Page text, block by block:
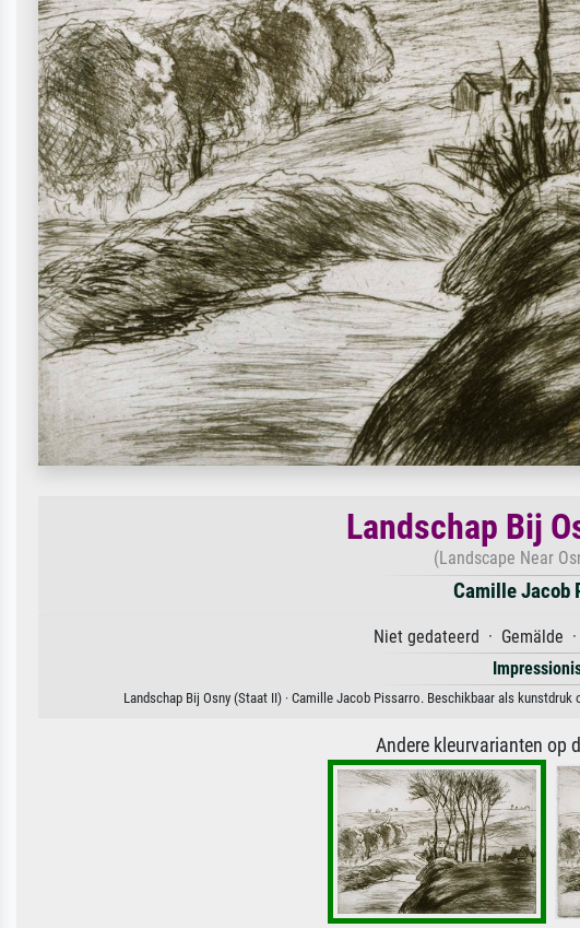
Landschap Bij
(Landscape Near
Camille Jacob
Niet gedateerd · Gemälde
Landschap Bij Osny (Staat II) · Camille Jacob Pissarro. Beschikbaar als
Andere kleurvarianten op